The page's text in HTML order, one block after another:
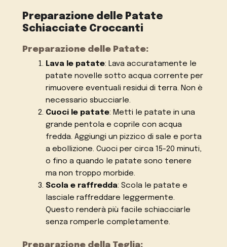
Preparazione delle Patate
Schiacciate Croccanti
Preparazione delle Patate:
Lava le patate: Lava accuratamente le
patate novelle sotto acqua corrente per
rimuovere eventuali residui di terra. Non è
necessario sbucciarle.
Cuoci le patate: Metti le patate in una
grande pentola e coprile con acqua
fredda. Aggiungi un pizzico di sale e porta
a ebollizione. Cuoci per circa 15-20 minuti,
o fino a quando le patate sono tenere
ma non troppo morbide.
Scola e raffredda: Scola le patate e
lasciale raffreddare leggermente.
Questo renderà più facile schiacciarle
senza romperle completamente.
Preparazione della Teglia: